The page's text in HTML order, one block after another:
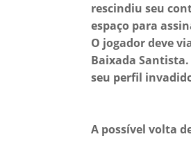
rescindiu seu
espaço para
O jogador deve
Baixada
seu perfil
A possível volta